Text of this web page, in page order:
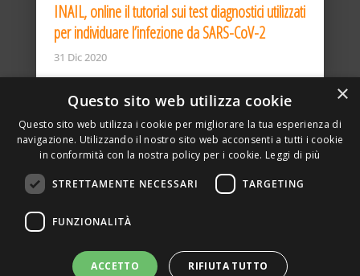
INAIL, online il tutorial sui test diagnostici utilizzati
per individuare l’infezione da SARS-CoV-2
31 Dic 2020
DELLA TORRE, 15 – 20127 – MILANO – P. IVA
SITO REALIZZATO DA GRAFICAEFOTO WEB AGENCY –
×
Questo sito web utilizza cookie
Questo sito web utilizza i cookie per migliorare la tua esperienza di
navigazione. Utilizzando il nostro sito web acconsenti a tutti i cookie
in conformità con la nostra policy per i cookie. Leggi di più
STRETTAMENTE NECESSARI TARGETING
FUNZIONALITÀ
ACCETTO RIFIUTA TUTTO